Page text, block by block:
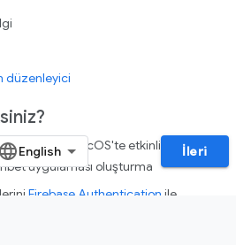
düzenleyici
web ve macOS'te etkinlik LCV'si
uygulaması oluşturma
Firebase Authentication ile
İleri